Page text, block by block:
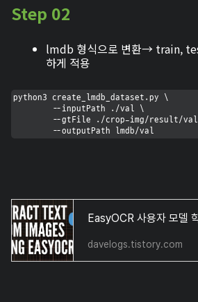
Step 02
lmdb 형식으로 변환→ train,
하게 적용
python3 create_lmdb_dataset.py \
        --outputPath lmdb/val
davelogs.tistory.com